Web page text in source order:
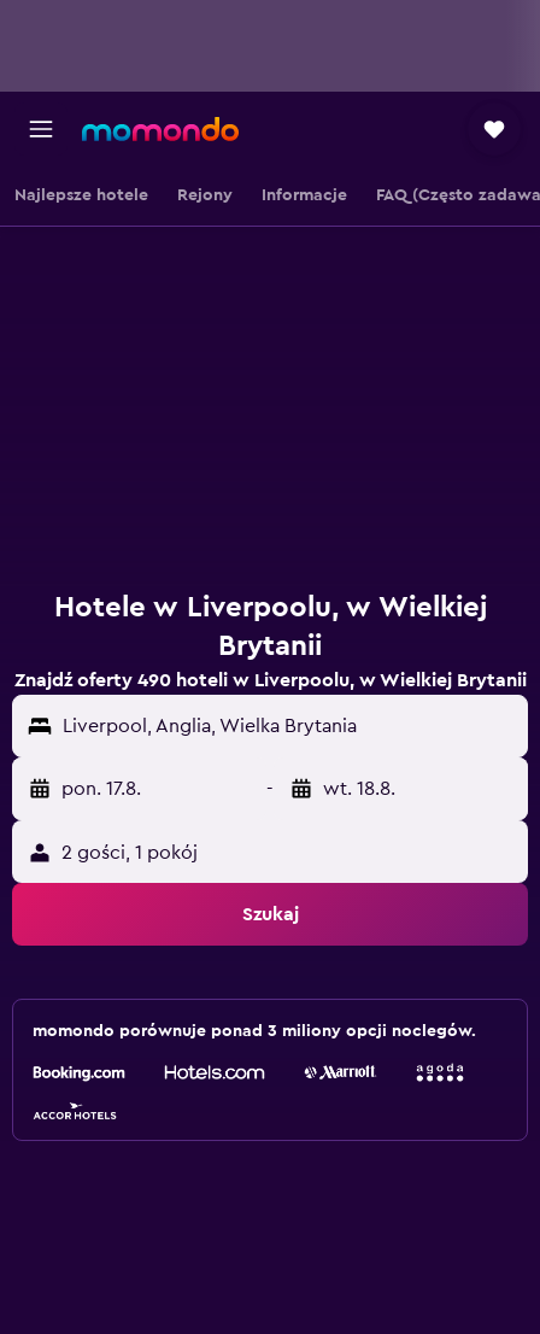
Najlepsze hotele Rejony Informacje FAQ (Często
Hotele w Liverpoolu, w Wielkiej
Brytanii
Znajdź oferty 490 hoteli w Liverpoolu, w Wielkiej Brytanii
Liverpool, Anglia, Wielka Brytania
pon. 17.8. - wt. 18.8.
2 gości, 1 pokój
Szukaj
momondo porównuje ponad 3 miliony opcji noclegów.